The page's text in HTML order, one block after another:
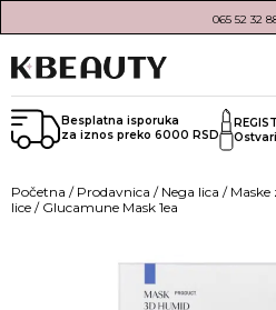
065 52 32
Besplatna isporuka
za iznos preko 6000 RSD
Početna / Prodavnica / Nega lica / Maske
lice / Glucamune Mask 1ea